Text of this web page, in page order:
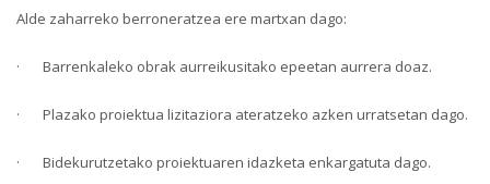
Alde zaharreko berroneratzea ere martxan dago:
· Barrenkaleko obrak aurreikusitako epeetan aurrera doaz.
· Plazako proiektua lizitaziora ateratzeko azken urratsetan dago.
· Bidekurutzetako proiektuaren idazketa enkargatuta dago.